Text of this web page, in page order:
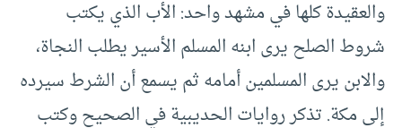
والعقيدة كلها في مشهد واحد: الأب الذي يكتب
شروط الصلح يرى ابنه المسلم الأسير يطلب النجاة،
والابن يرى المسلمين أمامه ثم يسمع أن الشرط سيرده
إلى مكة. تذكر روايات الحديبية في الصحيح وكتب